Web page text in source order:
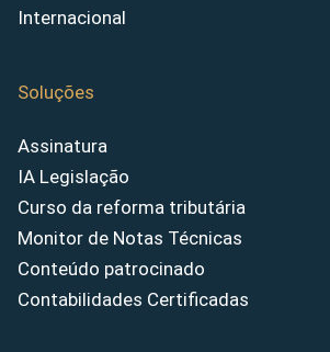
Internacional
Soluções
Assinatura
IA Legislação
Curso da reforma tributária
Monitor de Notas Técnicas
Conteúdo patrocinado
Contabilidades Certificadas